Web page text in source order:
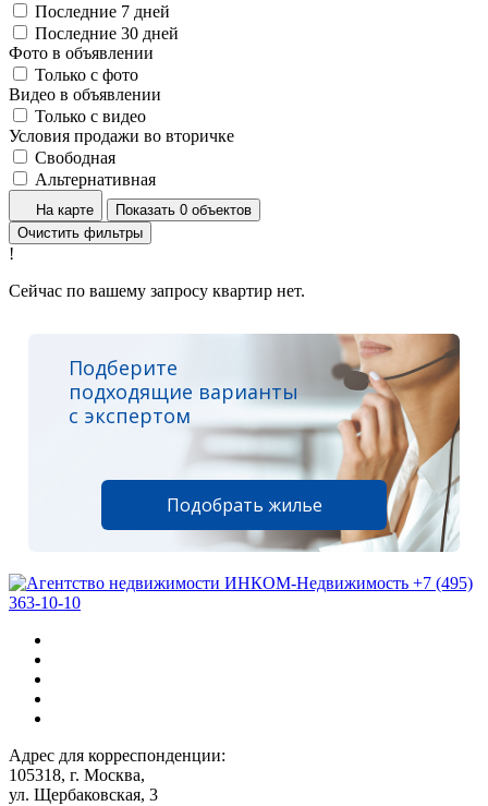
Последние 7 дней
Последние 30 дней
Фото в объявлении
Только с фото
Видео в объявлении
Только с видео
Условия продажи во вторичке
Свободная
Альтернативная
На карте
Показать 0 объектов
Очистить фильтры
!
Сейчас по вашему запросу квартир нет.
Подберите
подходящие варианты
с экспертом
Подобрать жилье
+7 (495)
363-10-10
Адрес для корреспонденции:
105318, г. Москва,
ул. Щербаковская, 3